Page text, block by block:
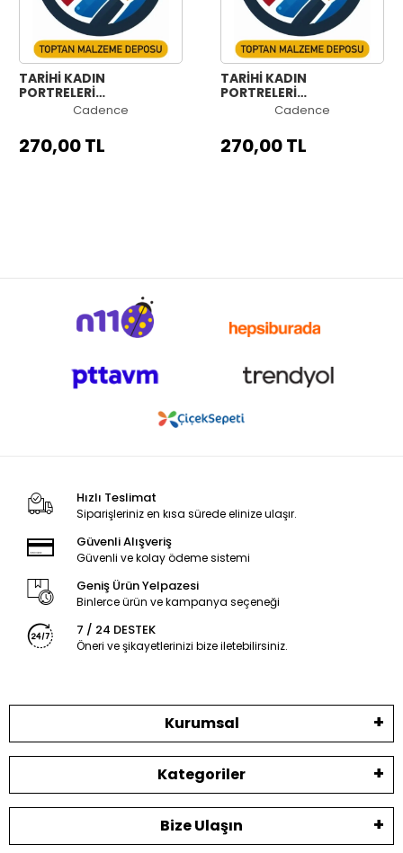
TARİHİ KADIN
PORTRELERİ
KOLEKSİYONU HW-02
Cadence
270,00 TL
TARİHİ KADIN
PORTRELERİ
KOLEKSİYONU HW-01
Cadence
270,00 TL
Hızlı Teslimat
Siparişleriniz en kısa sürede elinize ulaşır.
Güvenli Alışveriş
Güvenli ve kolay ödeme sistemi
Geniş Ürün Yelpazesi
Binlerce ürün ve kampanya seçeneği
7 / 24 DESTEK
Öneri ve şikayetlerinizi bize iletebilirsiniz.
Kurumsal
Kategoriler
Bize Ulaşın